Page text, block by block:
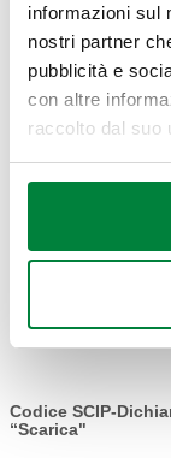
informazioni sul
nostri partner
pubblicità e
con altre
raccolto dal suo
Disegni 2D
DWG
Modelli 3D
estraibile e
controflangia EN
Codice SCIP-
“Scarica"